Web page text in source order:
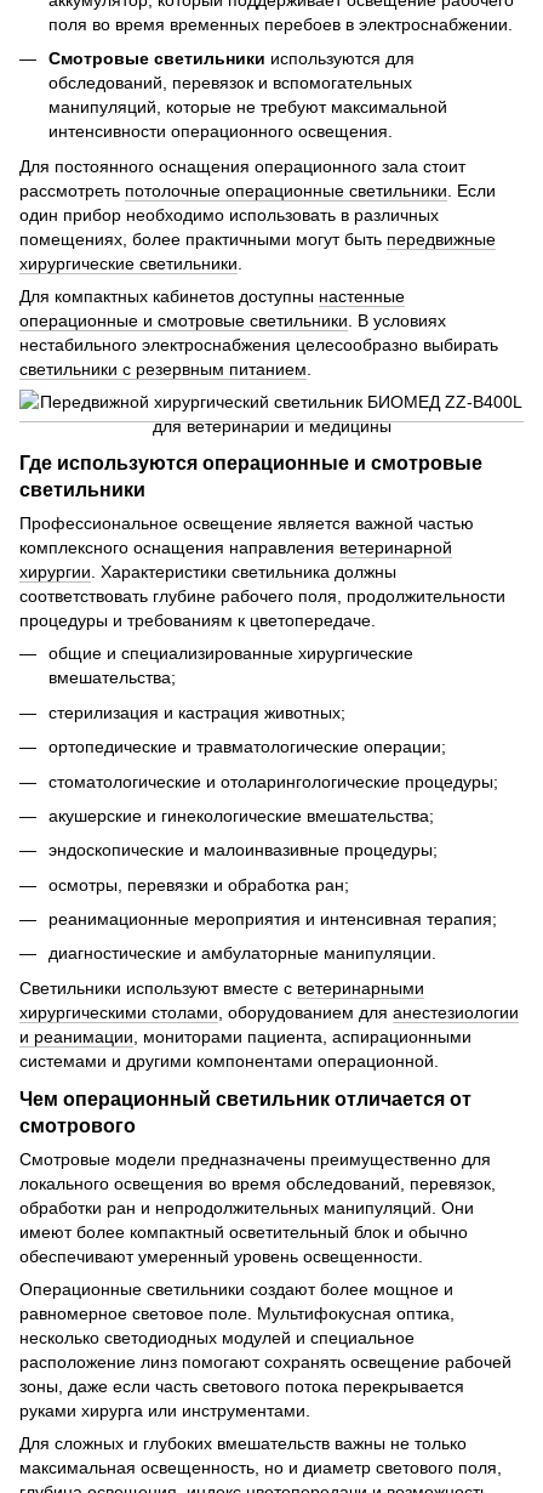
поля во время временных перебоев в электроснабжении.
Смотровые светильники используются для
обследований, перевязок и вспомогательных
манипуляций, которые не требуют максимальной
интенсивности операционного освещения.
Для постоянного оснащения операционного зала стоит
рассмотреть потолочные операционные светильники . Если
один прибор необходимо использовать в различных
помещениях, более практичными могут быть передвижные
хирургические светильники
Для компактных кабинетов доступны настенные
операционные и смотровые светильники . В условиях
нестабильного электроснабжения целесообразно выбирать
светильники с резервным питанием
Где используются операционные и смотровые
светильники
Профессиональное освещение является важной частью
комплексного оснащения направления ветеринарной
хирургии. Характеристики светильника должны
соответствовать глубине рабочего поля, продолжительности
процедуры и требованиям к цветопередаче.
общие и специализированные хирургические
вмешательства;
стерилизация и кастрация животных;
ортопедические и травматологические операции;
стоматологические и отоларингологические процедуры;
акушерские и гинекологические вмешательства;
эндоскопические и малоинвазивные процедуры;
осмотры, перевязки и обработка ран;
реанимационные мероприятия и интенсивная терапия;
диагностические и амбулаторные манипуляции.
Светильники используют вместе с ветеринарными
хирургическими столами , оборудованием для анестезиологии
и реанимации , мониторами пациента, аспирационными
системами и другими компонентами операционной.
Чем операционный светильник отличается от
смотрового
Смотровые модели предназначены преимущественно для
локального освещения во время обследований, перевязок,
обработки ран и непродолжительных манипуляций. Они
имеют более компактный осветительный блок и обычно
обеспечивают умеренный уровень освещенности.
Операционные светильники создают более мощное и
равномерное световое поле. Мультифокусная оптика,
несколько светодиодных модулей и специальное
расположение линз помогают сохранять освещение рабочей
зоны, даже если часть светового потока перекрывается
руками хирурга или инструментами.
Для сложных и глубоких вмешательств важны не только
максимальная освещенность, но и диаметр светового поля,